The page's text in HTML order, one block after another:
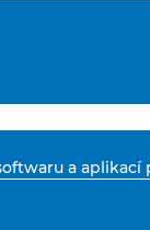
a aplikací